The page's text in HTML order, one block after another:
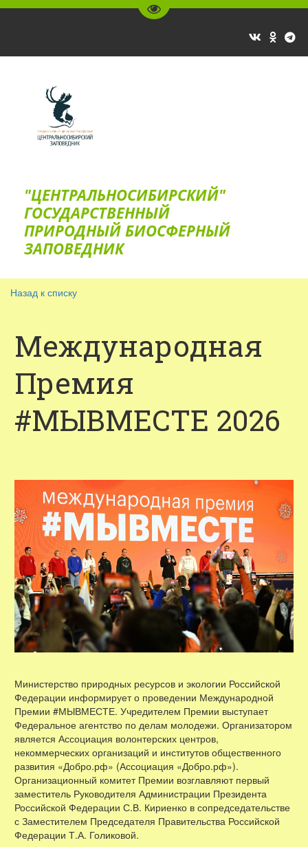
Перейти на версию для
"ЦЕНТРАЛЬНОСИБИРСКИЙ"
ГОС­УДАРСТВЕННЫЙ
ПРИРОДНЫЙ БИОСФЕРНЫЙ
ЗАПОВЕДНИК
Назад к списку
Международная
Премия
#МЫВМЕСТЕ 2026
Министерство природных ресурсов и экологии Российской
Федерации информирует о проведении Международной
Премии #МЫВМЕСТЕ. Учредителем Премии выступает
Федеральное агентство по делам молодежи. Организатором
является Ассоциация волонтерских центров,
некоммерческих организаций и институтов общественного
развития «Добро.рф» (Ассоциация «Добро.рф»).
Организационный комитет Премии возглавляют первый
заместитель Руководителя Администрации Президента
Российской Федерации С.В. Кириенко в сопредседательстве
с Заместителем Председателя Правительства Российской
Федерации Т.А. Голиковой.